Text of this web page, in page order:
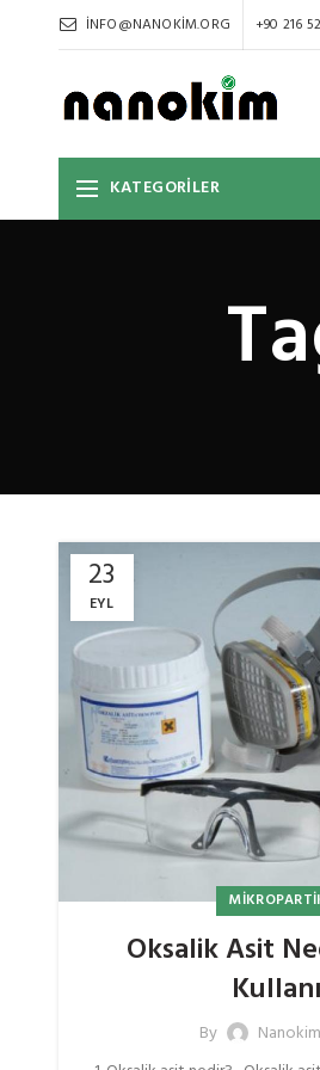
INFO@NANOKIM.ORG +90 216
KATEGORİLER
23
EYL
Oksalik Asit
By Nanokim